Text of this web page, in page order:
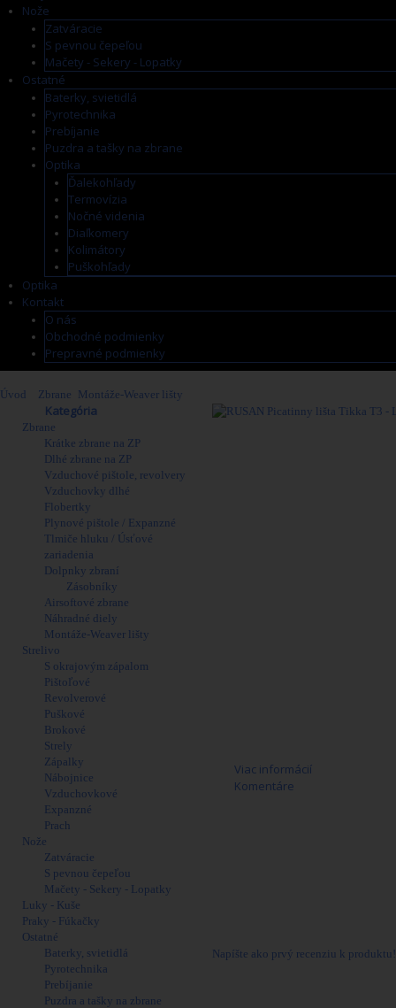
Nože
Zatváracie
S pevnou čepeľou
Mačety - Sekery - Lopatky
Ostatné
Baterky, svietidlá
Pyrotechnika
Prebíjanie
Puzdra a tašky na zbrane
Optika
Ďalekohľady
Termovízia
Nočné videnia
Diaľkomery
Kolimátory
Puškohľady
Optika
Kontakt
O nás
Obchodné podmienky
Prepravné podmienky
Úvod Zbrane Montáže-Weaver lišty
Kategória
Zbrane
Krátke zbrane na ZP
Dlhé zbrane na ZP
Vzduchové pištole, revolvery
Vzduchovky dlhé
Flobertky
Plynové pištole / Expanzné
Tlmiče hluku / Úsťové
zariadenia
Dolpnky zbraní
Zásobníky
Airsoftové zbrane
Náhradné diely
Montáže-Weaver lišty
Strelivo
S okrajovým zápalom
Pištoľové
Revolverové
Puškové
Brokové
Strely
Zápalky
Nábojnice
Vzduchovkové
Expanzné
Prach
Nože
Zatváracie
S pevnou čepeľou
Mačety - Sekery - Lopatky
Luky - Kuše
Praky - Fúkačky
Ostatné
Baterky, svietidlá
Pyrotechnika
Prebíjanie
Puzdra a tašky na zbrane
Viac informácií
Komentáre
Napíšte ako prvý recenziu k